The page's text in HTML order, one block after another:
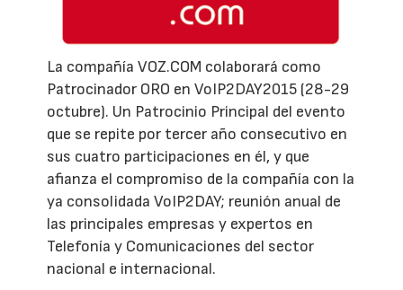
La compañía VOZ.COM colaborará como
Patrocinador ORO en VoIP2DAY2015 (28-29
octubre). Un Patrocinio Principal del evento
que se repite por tercer año consecutivo en
sus cuatro participaciones en él, y que
afianza el compromiso de la compañía con la
ya consolidada VoIP2DAY; reunión anual de
las principales empresas y expertos en
Telefonía y Comunicaciones del sector
nacional e internacional.